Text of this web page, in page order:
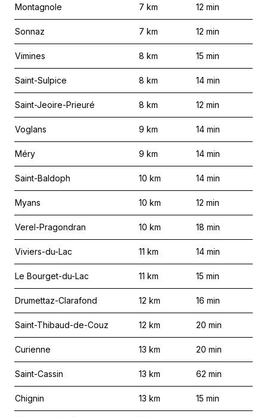
Montagnole 7 km 12 min
Sonnaz 7 km 12 min
Vimines 8 km 15 min
Saint-Sulpice 8 km 14 min
Saint-Jeoire-Prieuré 8 km 12 min
Voglans 9 km 14 min
Méry 9 km 14 min
Saint-Baldoph 10 km 14 min
Myans 10 km 12 min
Verel-Pragondran 10 km 18 min
Viviers-du-Lac 11 km 14 min
Le Bourget-du-Lac 11 km 15 min
Drumettaz-Clarafond 12 km 16 min
Saint-Thibaud-de-Couz 12 km 20 min
Curienne 13 km 20 min
Saint-Cassin 13 km 62 min
Chignin 13 km 15 min